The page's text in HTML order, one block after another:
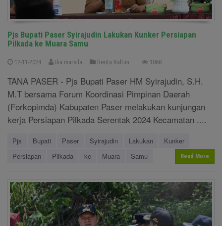
Pjs Bupati Paser Syirajudin Lakukan Kunker Persiapan
Pilkada ke Muara Samu
12-11-2024 Ika marsila Berita Kaltim 1068
TANA PASER - Pjs Bupati Paser HM Syirajudin, S.H.
M.T bersama Forum Koordinasi Pimpinan Daerah
(Forkopimda) Kabupaten Paser melakukan kunjungan
kerja Persiapan Pilkada Serentak 2024 Kecamatan ....
Pjs Bupati Paser Syirajudin Lakukan
Kunker
Persiapan
Pilkada ke Muara Samu Read More